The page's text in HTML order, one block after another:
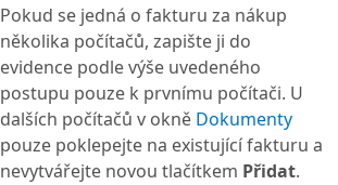
Pokud se jedná o fakturu za nákup
několika počítačů, zapište ji do
evidence podle výše uvedeného
postupu pouze k prvnímu počítači. U
dalších počítačů v okně Dokumenty
pouze poklepejte na existující fakturu a
nevytvářejte novou tlačítkem Přidat.